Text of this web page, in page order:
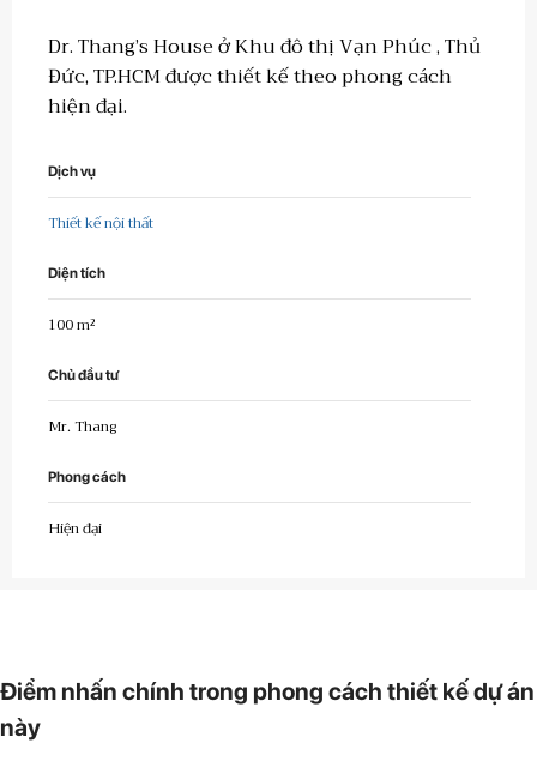
Dr. Thang’s House ở Khu đô thị Vạn Phúc , Thủ
Đức, TP.HCM được thiết kế theo phong cách
hiện đại.
Dịch vụ
Thiết kế nội thất
Diện tích
100 m²
Chủ đầu tư
Mr. Thang
Phong cách
Hiện đại
Điểm nhấn chính trong phong cách thiết kế dự án
này